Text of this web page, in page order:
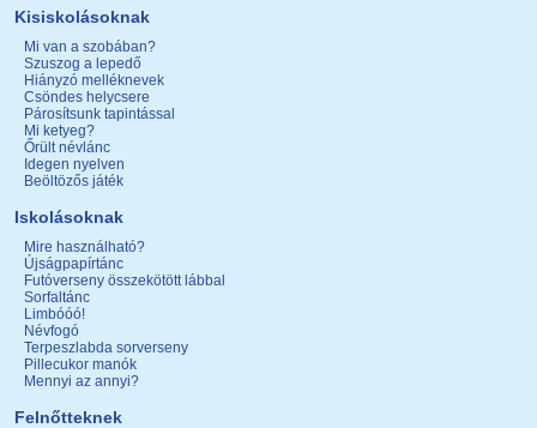
Kisiskolásoknak
Mi van a szobában?
Szuszog a lepedő
Hiányzó melléknevek
Csöndes helycsere
Párosítsunk tapintással
Mi ketyeg?
Őrült névlánc
Idegen nyelven
Beöltözős játék
Iskolásoknak
Mire használható?
Újságpapírtánc
Futóverseny összekötött lábbal
Sorfaltánc
Limbóóó!
Névfogó
Terpeszlabda sorverseny
Pillecukor manók
Mennyi az annyi?
Felnőtteknek